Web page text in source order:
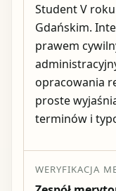
Student V
Gdańskim.
prawem
opracowania
proste
terminów i
WERYFIKACJA